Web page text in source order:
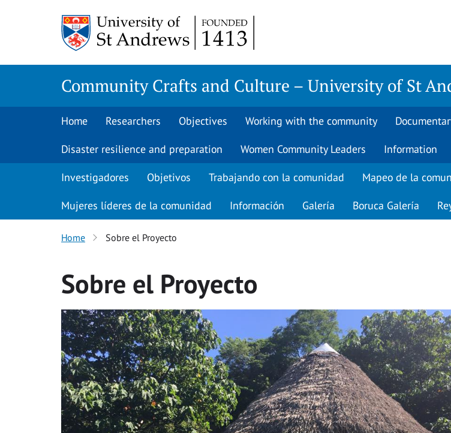
Community Crafts and Culture – University of St
Home Researchers Objectives Working with the community
Disaster resilience and preparation Women Community Leaders Information
Investigadores Objetivos Trabajando con la comunidad Mapeo de la
Mujeres líderes de la comunidad Información Galería Boruca Galería
Home Sobre el Proyecto
Sobre el Proyecto